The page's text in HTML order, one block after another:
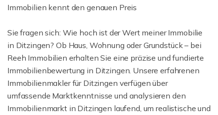
Immobilien kennt den genauen Preis
Sie fragen sich: Wie hoch ist der Wert meiner Immobilie
in Ditzingen? Ob Haus, Wohnung oder Grundstück – bei
Reeh Immobilien erhalten Sie eine präzise und fundierte
Immobilienbewertung in Ditzingen. Unsere erfahrenen
Immobilienmakler für Ditzingen verfügen über
umfassende Marktkenntnisse und analysieren den
Immobilienmarkt in Ditzingen laufend, um realistische und